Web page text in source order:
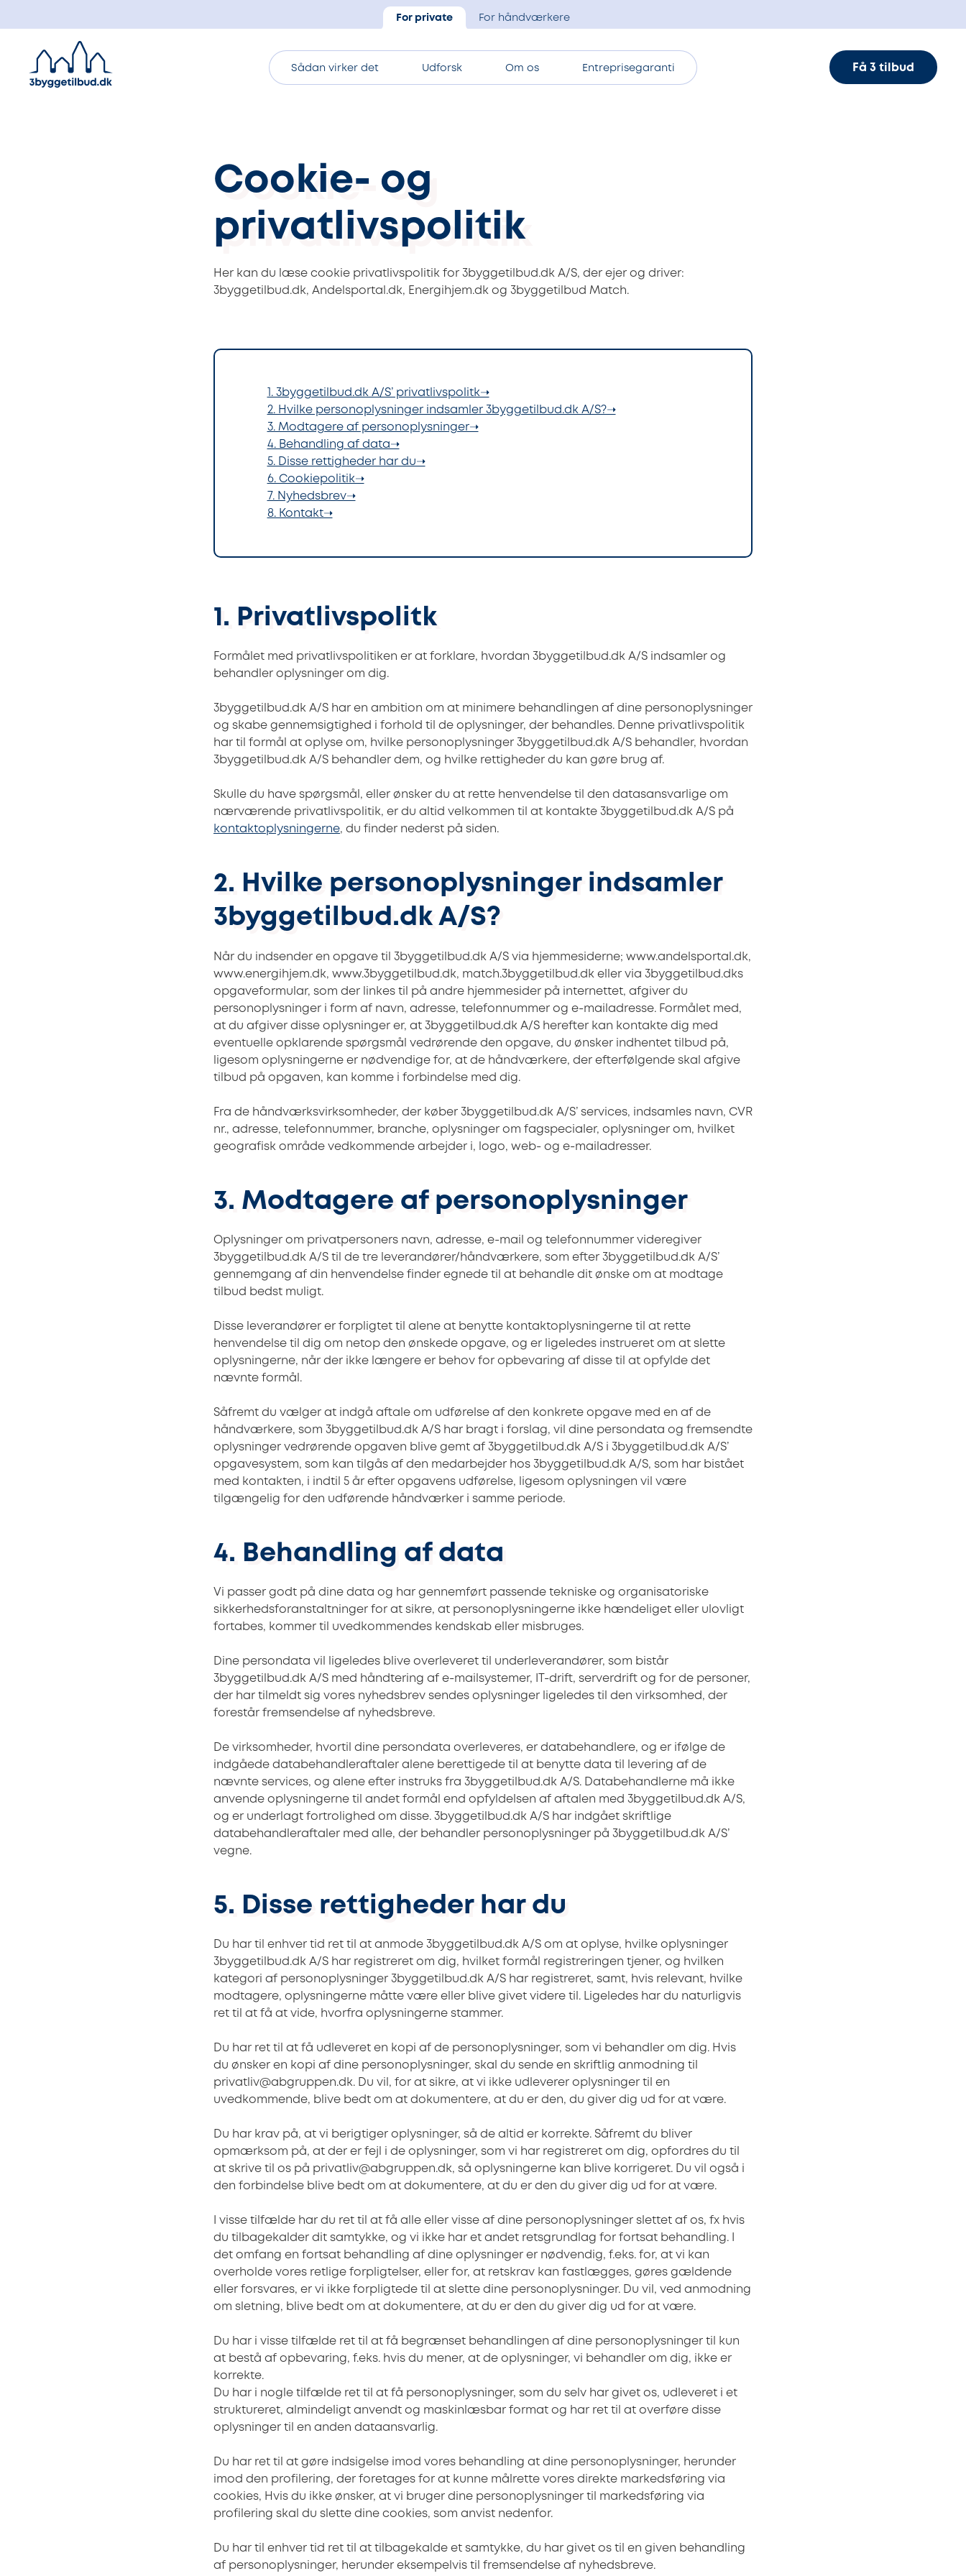
For private For håndværkere
Sådan virker det Udforsk Om os Entreprisegaranti Få 3 tilbud
Cookie- og
privatlivspolitik
Her kan du læse cookie privatlivspolitik for 3byggetilbud.dk A/S, der ejer og driver:
3byggetilbud.dk, Andelsportal.dk, Energihjem.dk og 3byggetilbud Match.
1. 3byggetilbud.dk A/S’ privatlivspolitk➝
2. Hvilke personoplysninger indsamler 3byggetilbud.dk A/S?➝
3. Modtagere af personoplysninger➝
4. Behandling af data➝
5. Disse rettigheder har du➝
6. Cookiepolitik➝
7. Nyhedsbrev➝
8. Kontakt➝
1. Privatlivspolitk
Formålet med privatlivspolitiken er at forklare, hvordan 3byggetilbud.dk A/S indsamler og
behandler oplysninger om dig.
3byggetilbud.dk A/S har en ambition om at minimere behandlingen af dine personoplysninger
og skabe gennemsigtighed i forhold til de oplysninger, der behandles. Denne privatlivspolitik
har til formål at oplyse om, hvilke personoplysninger 3byggetilbud.dk A/S behandler, hvordan
3byggetilbud.dk A/S behandler dem, og hvilke rettigheder du kan gøre brug af.
Skulle du have spørgsmål, eller ønsker du at rette henvendelse til den datasansvarlige om
nærværende privatlivspolitik, er du altid velkommen til at kontakte 3byggetilbud.dk A/S på
kontaktoplysningerne, du finder nederst på siden.
2. Hvilke personoplysninger indsamler
3byggetilbud.dk A/S?
Når du indsender en opgave til 3byggetilbud.dk A/S via hjemmesiderne; www.andelsportal.dk,
www.energihjem.dk, www.3byggetilbud.dk, match.3byggetilbud.dk eller via 3byggetilbud.dks
opgaveformular, som der linkes til på andre hjemmesider på internettet, afgiver du
personoplysninger i form af navn, adresse, telefonnummer og e-mailadresse. Formålet med,
at du afgiver disse oplysninger er, at 3byggetilbud.dk A/S herefter kan kontakte dig med
eventuelle opklarende spørgsmål vedrørende den opgave, du ønsker indhentet tilbud på,
ligesom oplysningerne er nødvendige for, at de håndværkere, der efterfølgende skal afgive
tilbud på opgaven, kan komme i forbindelse med dig.
Fra de håndværksvirksomheder, der køber 3byggetilbud.dk A/S’ services, indsamles navn, CVR
nr., adresse, telefonnummer, branche, oplysninger om fagspecialer, oplysninger om, hvilket
geografisk område vedkommende arbejder i, logo, web- og e-mailadresser.
3. Modtagere af personoplysninger
Oplysninger om privatpersoners navn, adresse, e-mail og telefonnummer videregiver
3byggetilbud.dk A/S til de tre leverandører/håndværkere, som efter 3byggetilbud.dk A/S’
gennemgang af din henvendelse finder egnede til at behandle dit ønske om at modtage
tilbud bedst muligt.
Disse leverandører er forpligtet til alene at benytte kontaktoplysningerne til at rette
henvendelse til dig om netop den ønskede opgave, og er ligeledes instrueret om at slette
oplysningerne, når der ikke længere er behov for opbevaring af disse til at opfylde det
nævnte formål.
Såfremt du vælger at indgå aftale om udførelse af den konkrete opgave med en af de
håndværkere, som 3byggetilbud.dk A/S har bragt i forslag, vil dine persondata og fremsendte
oplysninger vedrørende opgaven blive gemt af 3byggetilbud.dk A/S i 3byggetilbud.dk A/S’
opgavesystem, som kan tilgås af den medarbejder hos 3byggetilbud.dk A/S, som har bistået
med kontakten, i indtil 5 år efter opgavens udførelse, ligesom oplysningen vil være
tilgængelig for den udførende håndværker i samme periode.
4. Behandling af data
Vi passer godt på dine data og har gennemført passende tekniske og organisatoriske
sikkerhedsforanstaltninger for at sikre, at personoplysningerne ikke hændeliget eller ulovligt
fortabes, kommer til uvedkommendes kendskab eller misbruges.
Dine persondata vil ligeledes blive overleveret til underleverandører, som bistår
3byggetilbud.dk A/S med håndtering af e-mailsystemer, IT-drift, serverdrift og for de personer,
der har tilmeldt sig vores nyhedsbrev sendes oplysninger ligeledes til den virksomhed, der
forestår fremsendelse af nyhedsbreve.
De virksomheder, hvortil dine persondata overleveres, er databehandlere, og er ifølge de
indgåede databehandleraftaler alene berettigede til at benytte data til levering af de
nævnte services, og alene efter instruks fra 3byggetilbud.dk A/S. Databehandlerne må ikke
anvende oplysningerne til andet formål end opfyldelsen af aftalen med 3byggetilbud.dk A/S,
og er underlagt fortrolighed om disse. 3byggetilbud.dk A/S har indgået skriftlige
databehandleraftaler med alle, der behandler personoplysninger på 3byggetilbud.dk A/S’
vegne.
5. Disse rettigheder har du
Du har til enhver tid ret til at anmode 3byggetilbud.dk A/S om at oplyse, hvilke oplysninger
3byggetilbud.dk A/S har registreret om dig, hvilket formål registreringen tjener, og hvilken
kategori af personoplysninger 3byggetilbud.dk A/S har registreret, samt, hvis relevant, hvilke
modtagere, oplysningerne måtte være eller blive givet videre til. Ligeledes har du naturligvis
ret til at få at vide, hvorfra oplysningerne stammer.
Du har ret til at få udleveret en kopi af de personoplysninger, som vi behandler om dig. Hvis
du ønsker en kopi af dine personoplysninger, skal du sende en skriftlig anmodning til
privatliv@abgruppen.dk. Du vil, for at sikre, at vi ikke udleverer oplysninger til en
uvedkommende, blive bedt om at dokumentere, at du er den, du giver dig ud for at være.
Du har krav på, at vi berigtiger oplysninger, så de altid er korrekte. Såfremt du bliver
opmærksom på, at der er fejl i de oplysninger, som vi har registreret om dig, opfordres du til
at skrive til os på privatliv@abgruppen.dk, så oplysningerne kan blive korrigeret. Du vil også i
den forbindelse blive bedt om at dokumentere, at du er den du giver dig ud for at være.
I visse tilfælde har du ret til at få alle eller visse af dine personoplysninger slettet af os, fx hvis
du tilbagekalder dit samtykke, og vi ikke har et andet retsgrundlag for fortsat behandling. I
det omfang en fortsat behandling af dine oplysninger er nødvendig, f.eks. for, at vi kan
overholde vores retlige forpligtelser, eller for, at retskrav kan fastlægges, gøres gældende
eller forsvares, er vi ikke forpligtede til at slette dine personoplysninger. Du vil, ved anmodning
om sletning, blive bedt om at dokumentere, at du er den du giver dig ud for at være.
Du har i visse tilfælde ret til at få begrænset behandlingen af dine personoplysninger til kun
at bestå af opbevaring, f.eks. hvis du mener, at de oplysninger, vi behandler om dig, ikke er
korrekte.
Du har i nogle tilfælde ret til at få personoplysninger, som du selv har givet os, udleveret i et
struktureret, almindeligt anvendt og maskinlæsbar format og har ret til at overføre disse
oplysninger til en anden dataansvarlig.
Du har ret til at gøre indsigelse imod vores behandling at dine personoplysninger, herunder
imod den profilering, der foretages for at kunne målrette vores direkte markedsføring via
cookies, Hvis du ikke ønsker, at vi bruger dine personoplysninger til markedsføring via
profilering skal du slette dine cookies, som anvist nedenfor.
Du har til enhver tid ret til at tilbagekalde et samtykke, du har givet os til en given behandling
af personoplysninger, herunder eksempelvis til fremsendelse af nyhedsbreve.